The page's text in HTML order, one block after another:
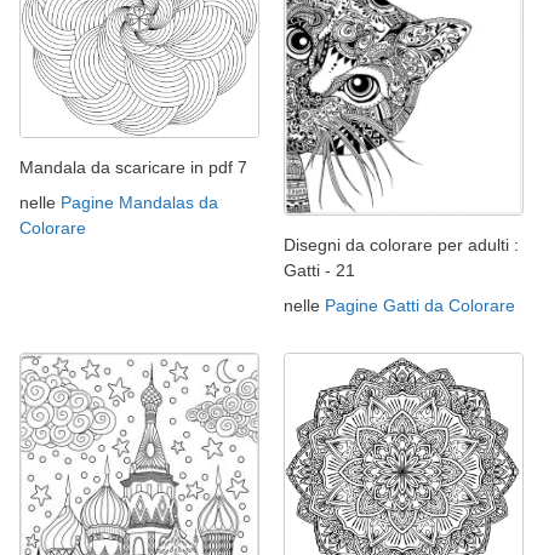
Mandala da scaricare in pdf 7
nelle Pagine Mandalas da
Colorare
Disegni da colorare per adulti :
Gatti - 21
nelle Pagine Gatti da Colorare